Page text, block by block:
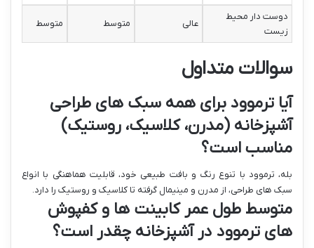
دوست دار محیط
زیست
عالی متوسط متوسط
سوالات متداول
آیا ترموود برای همه سبک های طراحی
آشپزخانه (مدرن، کلاسیک، روستیک)
مناسب است؟
بله، ترموود با تنوع رنگ و بافت طبیعی خود، قابلیت هماهنگی با انواع
سبک های طراحی، از مدرن و مینیمال گرفته تا کلاسیک و روستیک را دارد.
متوسط طول عمر کابینت ها و کفپوش
های ترموود در آشپزخانه چقدر است؟